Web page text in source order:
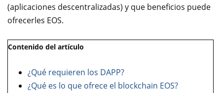
(aplicaciones descentralizadas) y que beneficios puede
ofrecerles EOS.
Contenido del artículo
¿Qué requieren los DAPP?
¿Qué es lo que ofrece el blockchain EOS?